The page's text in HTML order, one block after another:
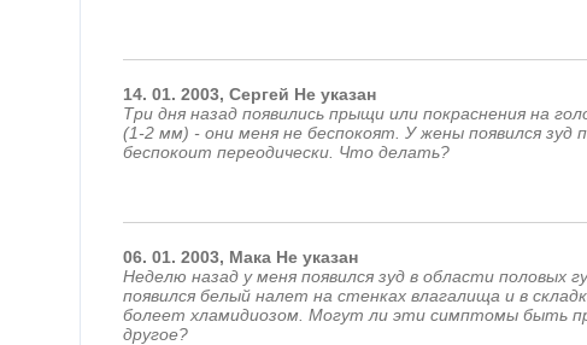
14. 01. 2003, Сергей Не указан
Три дня назад появились прыщи или покраснения на
(1-2 мм) - они меня не беспокоят. У жены появился зуд
беспокоит переодически. Что делать?
06. 01. 2003, Мака Не указан
Неделю назад у меня появился зуд в области половых
появился белый налет на стенках влагалища и в
болеет хламидиозом. Могут ли эти симптомы быть
другое?